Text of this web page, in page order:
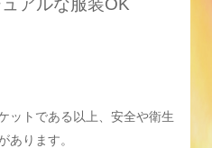
トである以上、 安全や衛生
あります。